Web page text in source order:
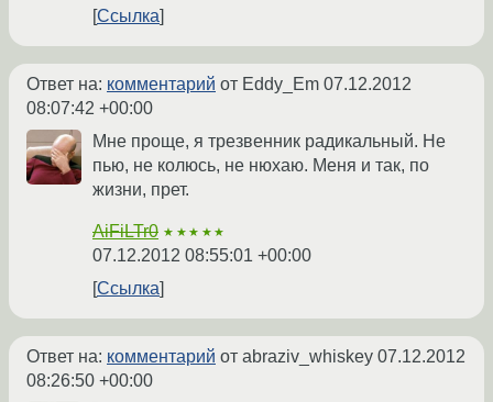
Ссылка
Ответ на: комментарий от Eddy_Em 07.12.2012
08:07:42 +00:00
Мне проще, я трезвенник радикальный. Не
пью, не колюсь, не нюхаю. Меня и так, по
жизни, прет.
AiFiLTr0 ★★★★★
07.12.2012 08:55:01 +00:00
Ссылка
Ответ на: комментарий от abraziv_whiskey 07.12.2012
08:26:50 +00:00